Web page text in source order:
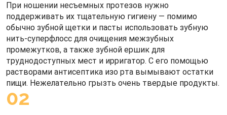
При ношении несъемных протезов нужно
поддерживать их тщательную гигиену — помимо
обычно зубной щетки и пасты использовать зубную
нить-суперфлосс для очищения межзубных
промежутков, а также зубной ершик для
труднодоступных мест и ирригатор. С его помощью
растворами антисептика изо рта вымывают остатки
пищи. Нежелательно грызть очень твердые продукты.
02